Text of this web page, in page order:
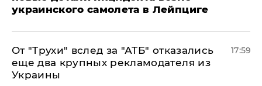
украинского самолета в Лейпциге
От "Трухи" вслед за "АТБ" отказались
еще два крупных рекламодателя из
Украины
17:59